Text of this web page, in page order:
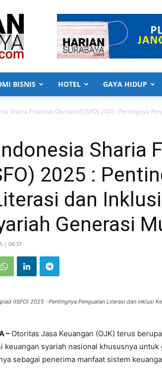
BISNIS HOTEL GAYA HIDUP
Sharia Financial Olympiad (ISFO) 2025 : Pentingnya
Sharia
2025 :
dan Inklusi
Generasi
| 04:37
(ISFO) 2025 : Pentingnya Penguatan Literasi dan Inklusi
– Otoritas Jasa Keuangan (OJK) terus
keuangan syariah nasional khususnya untuk
sebagai penerima manfaat sistem